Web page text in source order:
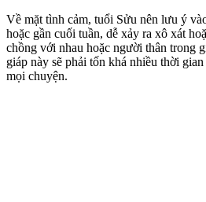
Về mặt tình cảm, tuổi Sửu nên lưu ý
hoặc gần cuối tuần, dễ xảy ra xô xát
chồng với nhau hoặc người thân trong
giáp này sẽ phải tốn khá nhiều thời
mọi chuyện.